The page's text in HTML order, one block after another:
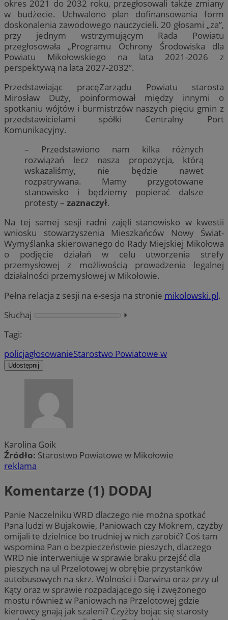
okres 2021 do 2032 roku, przegłosowali także zmiany
w budżecie. Uchwalono plan dofinansowania form
doskonalenia zawodowego nauczycieli. 20 głosami „za”,
przy jednym wstrzymującym Rada Powiatu
przegłosowała „Programu Ochrony Środowiska dla
Powiatu Mikołowskiego na lata 2021-2026 z
perspektywą na lata 2027-2032”.
Przedstawiając pracęZarządu Powiatu starosta
Mirosław Duży, poinformował między innymi o
spotkaniu wójtów i burmistrzów naszych pięciu gmin z
przedstawicielami spółki Centralny Port
Komunikacyjny.
– Przedstawiono nam kilka różnych
rozwiązań lecz nasza propozycja, którą
wskazaliśmy, nie będzie nawet
rozpatrywana. Mamy przygotowane
stanowisko i będziemy popierać dalsze
protesty – zaznaczył.
Na tej samej sesji radni zajęli stanowisko w kwestii
wniosku stowarzyszenia Mieszkańców Nowy Świat-
Wymyślanka skierowanego do Rady Miejskiej Mikołowa
o podjęcie działań w celu utworzenia strefy
przemysłowej z możliwością prowadzenia legalnej
działalności przemysłowej w Mikołowie.
Pełna relacja z sesji na e-sesja na stronie mikolowski.pl.
Słuchaj
⏵︎
Tagi:
policjagłosowanieStarostwo Powiatowe w
Udostępnij
Karolina Goik
Źródło: Starostwo Powiatowe w Mikołowie
reklama
Komentarze (1) DODAJ
Panie Naczelniku WRD dlaczego nie można spotkać
Pana ludzi w Bujakowie, Paniowach czy Mokrem, czyżby
omijali te dzielnice bo trudniej w nich zarobić? Coś tam
wspomina Pan o bezpieczeństwie pieszych, dlaczego
WRD nie interweniuje w sprawie braku przejść dla
pieszych na ul Przelotowej w obrębie przystanków
autobusowych na skrz. Wolności i Darwina oraz przy ul
Kąty oraz w sprawie rozpadającego się i zwężonego
mostu również w Paniowach na Przelotowej gdzie
kierowcy gnają jak szaleni? Czyżby bojąc się starosty